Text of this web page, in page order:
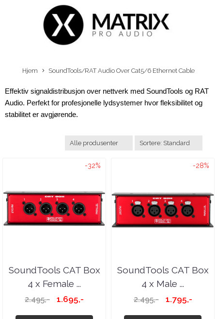
Hjem SoundTools/RAT Audio Over Cat5/6 Ethernet Cable
Effektiv signaldistribusjon over nettverk med SoundTools og RAT
Audio. Perfekt for profesjonelle lydsystemer hvor fleksibilitet og
stabilitet er avgjørende.
-32%
SoundTools CAT Box
4 x Female ...
2.495,- 1.695,-
-28%
SoundTools CAT Box
4 x Male ...
2.495,- 1.795,-